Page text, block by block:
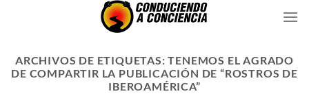
ARCHIVOS DE ETIQUETAS:TENEMOS EL AGRADO
DE COMPARTIR LA PUBLICACIÓN DE “ROSTROS DE
IBEROAMÉRICA”